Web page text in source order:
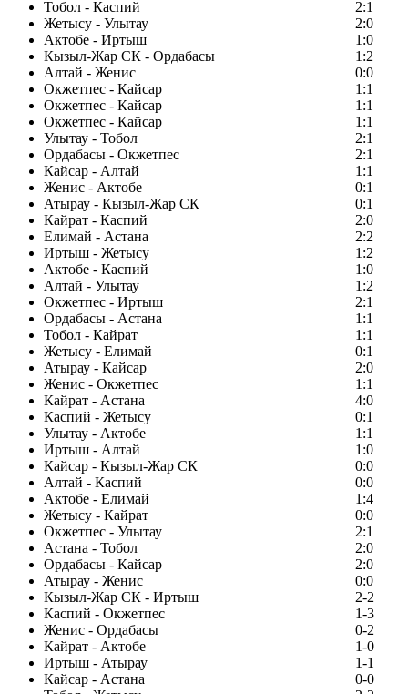
Тобол - Каспий
2:1
Жетысу - Улытау
2:0
Актобе - Иртыш
1:0
Кызыл-Жар СК - Ордабасы
1:2
Алтай - Женис
0:0
Окжетпес - Кайсар
1:1
Окжетпес - Кайсар
1:1
Окжетпес - Кайсар
1:1
Улытау - Тобол
2:1
Ордабасы - Окжетпес
2:1
Кайсар - Алтай
1:1
Женис - Актобе
0:1
Атырау - Кызыл-Жар СК
0:1
Кайрат - Каспий
2:0
Елимай - Астана
2:2
Иртыш - Жетысу
1:2
Актобе - Каспий
1:0
Алтай - Улытау
1:2
Окжетпес - Иртыш
2:1
Ордабасы - Астана
1:1
Тобол - Кайрат
1:1
Жетысу - Елимай
0:1
Атырау - Кайсар
2:0
Женис - Окжетпес
1:1
Кайрат - Астана
4:0
Каспий - Жетысу
0:1
Улытау - Актобе
1:1
Иртыш - Алтай
1:0
Кайсар - Кызыл-Жар СК
0:0
Алтай - Каспий
0:0
Актобе - Елимай
1:4
Жетысу - Кайрат
0:0
Окжетпес - Улытау
2:1
Астана - Тобол
2:0
Ордабасы - Кайсар
2:0
Атырау - Женис
0:0
Кызыл-Жар СК - Иртыш
2-2
Каспий - Окжетпес
1-3
Женис - Ордабасы
0-2
Кайрат - Актобе
1-0
Иртыш - Атырау
1-1
Кайсар - Астана
0-0